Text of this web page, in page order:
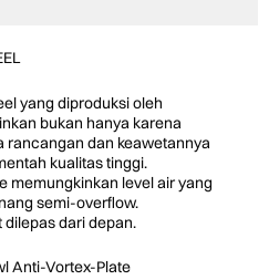
yang diproduksi oleh
bukan hanya karena
rancangan dan keawetannya
kualitas tinggi.
memungkinkan level air yang
semi-overflow.
dilepas dari depan.
Anti-Vortex-Plate